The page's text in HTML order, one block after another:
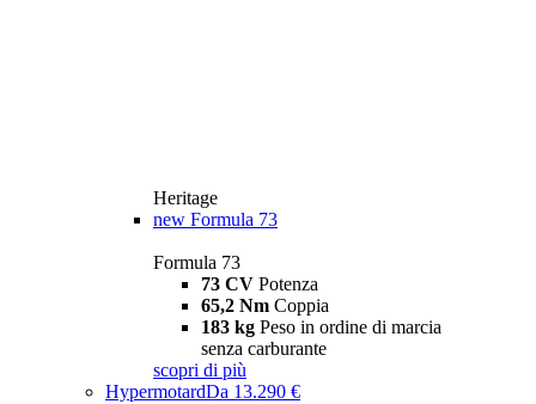
Heritage
new Formula 73
Formula 73
73 CV Potenza
65,2 Nm Coppia
183 kg Peso in ordine di marcia
senza carburante
scopri di più
HypermotardDa 13.290 €